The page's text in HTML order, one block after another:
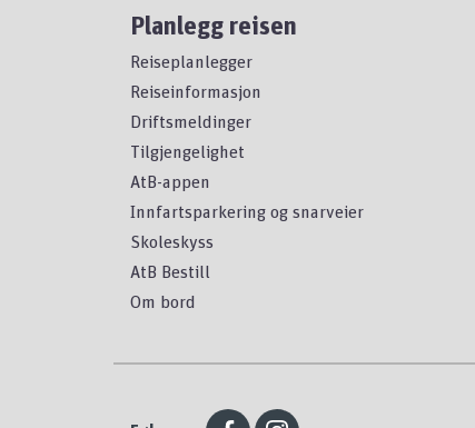
Planlegg reisen
Reiseplanlegger
Reiseinformasjon
Driftsmeldinger
Tilgjengelighet
AtB-appen
Innfartsparkering og snarveier
Skoleskyss
AtB Bestill
Om bord